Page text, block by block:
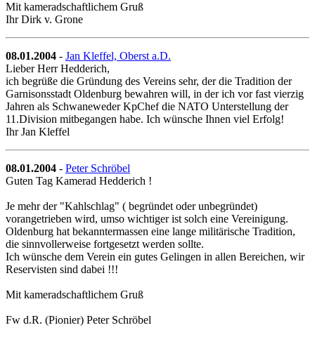
Mit kameradschaftlichem Gruß
Ihr Dirk v. Grone
08.01.2004 - Jan Kleffel, Oberst a.D.
Lieber Herr Hedderich,
ich begrüße die Gründung des Vereins sehr, der die Tradition der
Garnisonsstadt Oldenburg bewahren will, in der ich vor fast vierzig
Jahren als Schwaneweder KpChef die NATO Unterstellung der
11.Division mitbegangen habe. Ich wünsche Ihnen viel Erfolg!
Ihr Jan Kleffel
08.01.2004 - Peter Schröbel
Guten Tag Kamerad Hedderich !
Je mehr der "Kahlschlag" ( begründet oder unbegründet)
vorangetrieben wird, umso wichtiger ist solch eine Vereinigung.
Oldenburg hat bekanntermassen eine lange militärische Tradition,
die sinnvollerweise fortgesetzt werden sollte.
Ich wünsche dem Verein ein gutes Gelingen in allen Bereichen, wir
Reservisten sind dabei !!!
Mit kameradschaftlichem Gruß
Fw d.R. (Pionier) Peter Schröbel